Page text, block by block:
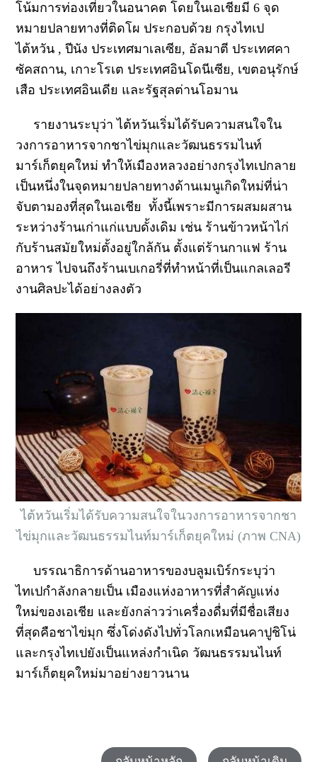
โน้มการท่องเที่ยวในอนาคต โดยในเอเชียมี 6 จุด
หมายปลายทางที่ติดโผ ประกอบด้วย กรุงไทเป
ไต้หวัน , ปีนัง ประเทศมาเลเซีย, อัลมาตี ประเทศคา
ซัคสถาน, เกาะโรเต ประเทศอินโดนีเซีย, เขตอนุรักษ์
เสือ ประเทศอินเดีย และรัฐสุลต่านโอมาน
รายงานระบุว่า ไต้หวันเริ่มได้รับความสนใจใน
วงการอาหารจากชาไข่มุกและวัฒนธรรมไนท์
มาร์เก็ตยุคใหม่ ทำให้เมืองหลวงอย่างกรุงไทเปกลาย
เป็นหนึ่งในจุดหมายปลายทางด้านเมนูเกิดใหม่ที่น่า
จับตามองที่สุดในเอเชีย ทั้งนี้เพราะมีการผสมผสาน
ระหว่างร้านเก่าแก่แบบดั้งเดิม เช่น ร้านข้าวหน้าไก่
กับร้านสมัยใหม่ตั้งอยู่ใกล้กัน ตั้งแต่ร้านกาแฟ ร้าน
อาหาร ไปจนถึงร้านเบเกอรี่ที่ทำหน้าที่เป็นแกลเลอรี
งานศิลปะได้อย่างลงตัว
ไต้หวันเริ่มได้รับความสนใจในวงการอาหารจากชา
ไข่มุกและวัฒนธรรมไนท์มาร์เก็ตยุคใหม่ (ภาพ CNA)
บรรณาธิการด้านอาหารของบลูมเบิร์กระบุว่า
ไทเปกำลังกลายเป็น เมืองแห่งอาหารที่สำคัญแห่ง
ใหม่ของเอเชีย และยังกล่าวว่าเครื่องดื่มที่มีชื่อเสียง
ที่สุดคือชาไข่มุก ซึ่งโด่งดังไปทั่วโลกเหมือนคาปูชิโน่
และกรุงไทเปยังเป็นแหล่งกำเนิด วัฒนธรรมนไนท์
มาร์เก็ตยุคใหม่มาอย่างยาวนาน